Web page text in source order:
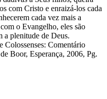
com Cristo e enraizá-los cada
cada vez mais a
o Evangelho, eles são
a plenitude de Deus.
Colossenses: Comentário
Boor, Esperança, 2006, Pg.